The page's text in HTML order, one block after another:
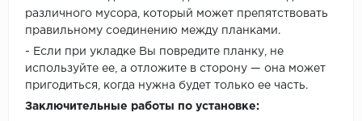
различного мусора, который может препятствовать
правильному соединению между планками.
- Если при укладке Вы повредите планку, не
используйте ее, а отложите в сторону — она может
пригодиться, когда нужна будет только ее часть.
Заключительные работы по установке: